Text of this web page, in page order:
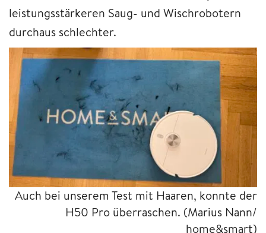
leistungsstärkeren Saug- und Wischrobotern
durchaus schlechter.
Auch bei unserem Test mit Haaren, konnte der
H50 Pro überraschen. (Marius Nann/
home&smart)